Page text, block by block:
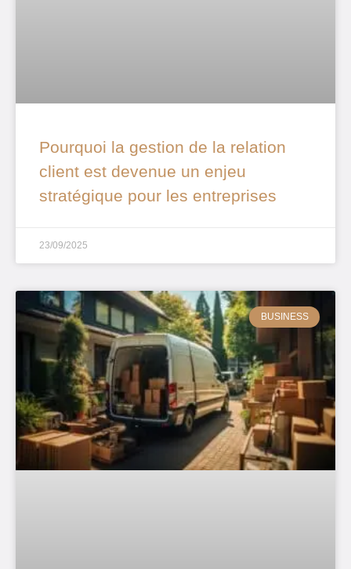
Pourquoi la gestion de la relation
client est devenue un enjeu
stratégique pour les entreprises
23/09/2025
BUSINESS